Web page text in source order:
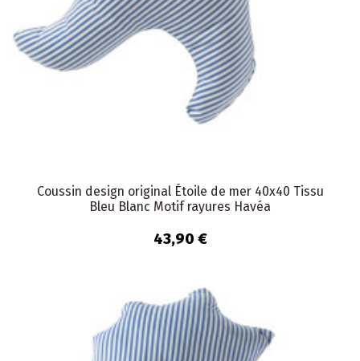
Coussin design original Étoile de mer 40x40 Tissu
Bleu Blanc Motif rayures Havéa
43,90 €